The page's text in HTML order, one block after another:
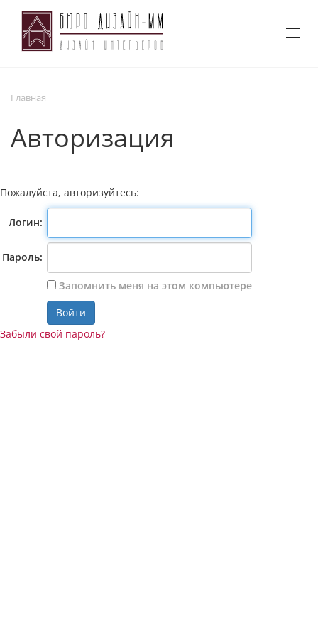
Главная
Авторизация
Пожалуйста, авторизуйтесь:
Логин:
Пароль:
Запомнить меня на этом компьютере
Забыли свой пароль?